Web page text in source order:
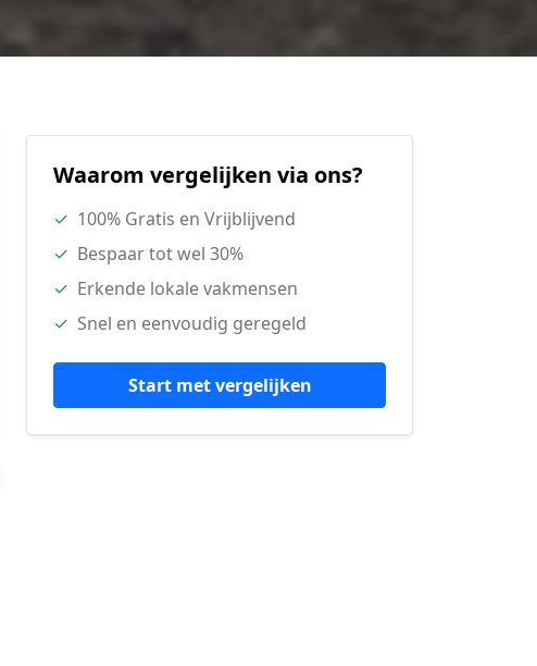
Waarom vergelijken via ons?
✓ 100% Gratis en Vrijblijvend
✓ Bespaar tot wel 30%
✓ Erkende lokale vakmensen
✓ Snel en eenvoudig geregeld
Start met vergelijken